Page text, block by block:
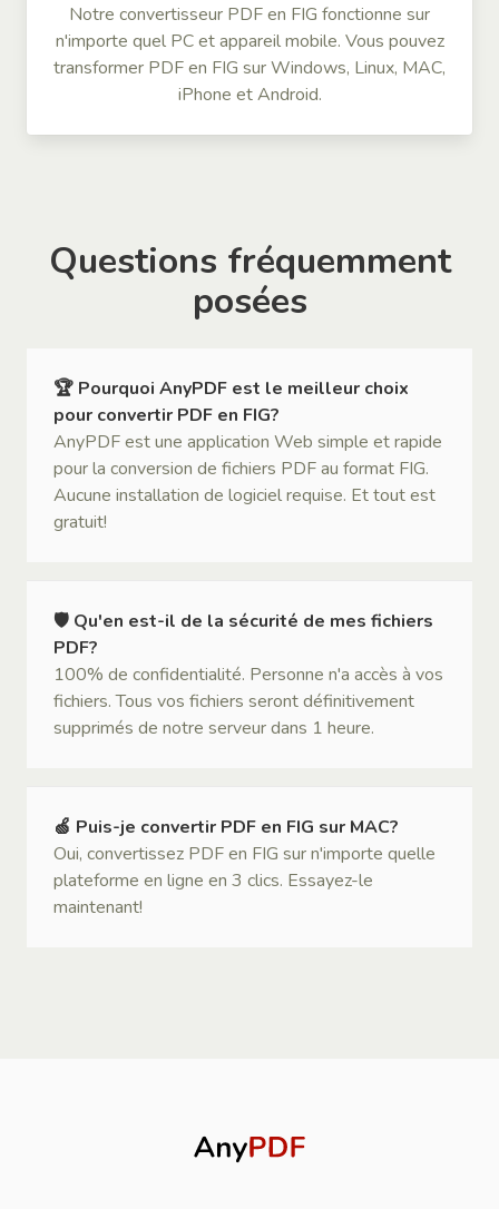
Notre convertisseur PDF en FIG fonctionne sur
n'importe quel PC et appareil mobile. Vous pouvez
transformer PDF en FIG sur Windows, Linux, MAC,
iPhone et Android.
Questions fréquemment
posées
🏆 Pourquoi AnyPDF est le meilleur choix
pour convertir PDF en FIG?
AnyPDF est une application Web simple et rapide
pour la conversion de fichiers PDF au format FIG.
Aucune installation de logiciel requise. Et tout est
gratuit!
🛡 Qu'en est-il de la sécurité de mes fichiers
PDF?
100% de confidentialité. Personne n'a accès à vos
fichiers. Tous vos fichiers seront définitivement
supprimés de notre serveur dans 1 heure.
🍏 Puis-je convertir PDF en FIG sur MAC?
Oui, convertissez PDF en FIG sur n'importe quelle
plateforme en ligne en 3 clics. Essayez-le
maintenant!